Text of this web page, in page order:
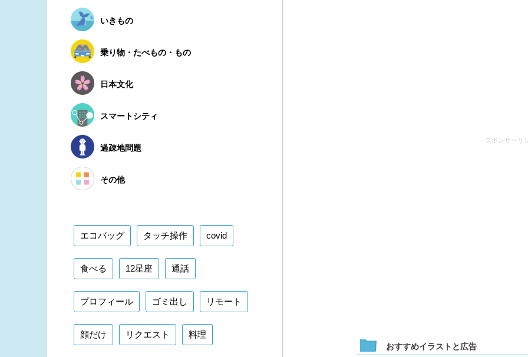
スポンサーリ
おすすめイラストと広告
いきもの
乗り物・たべもの・もの
日本文化
スマートシティ
過疎地問題
その他
エコバッグ タッチ操作 covid
食べる 12星座 通話
プロフィール ゴミ出し リモート
顔だけ リクエスト 料理